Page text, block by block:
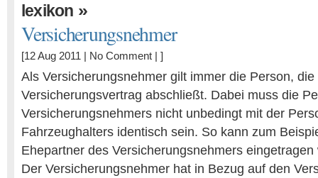
lexikon »
Versicherungsnehmer
[12 Aug 2011 | No Comment | ]
Als Versicherungsnehmer gilt immer die Person, die
Versicherungsvertrag abschließt. Dabei muss die
Versicherungsnehmers nicht unbedingt mit der
Fahrzeughalters identisch sein. So kann zum
Ehepartner des Versicherungsnehmers eingetragen
Der Versicherungsnehmer hat in Bezug auf den